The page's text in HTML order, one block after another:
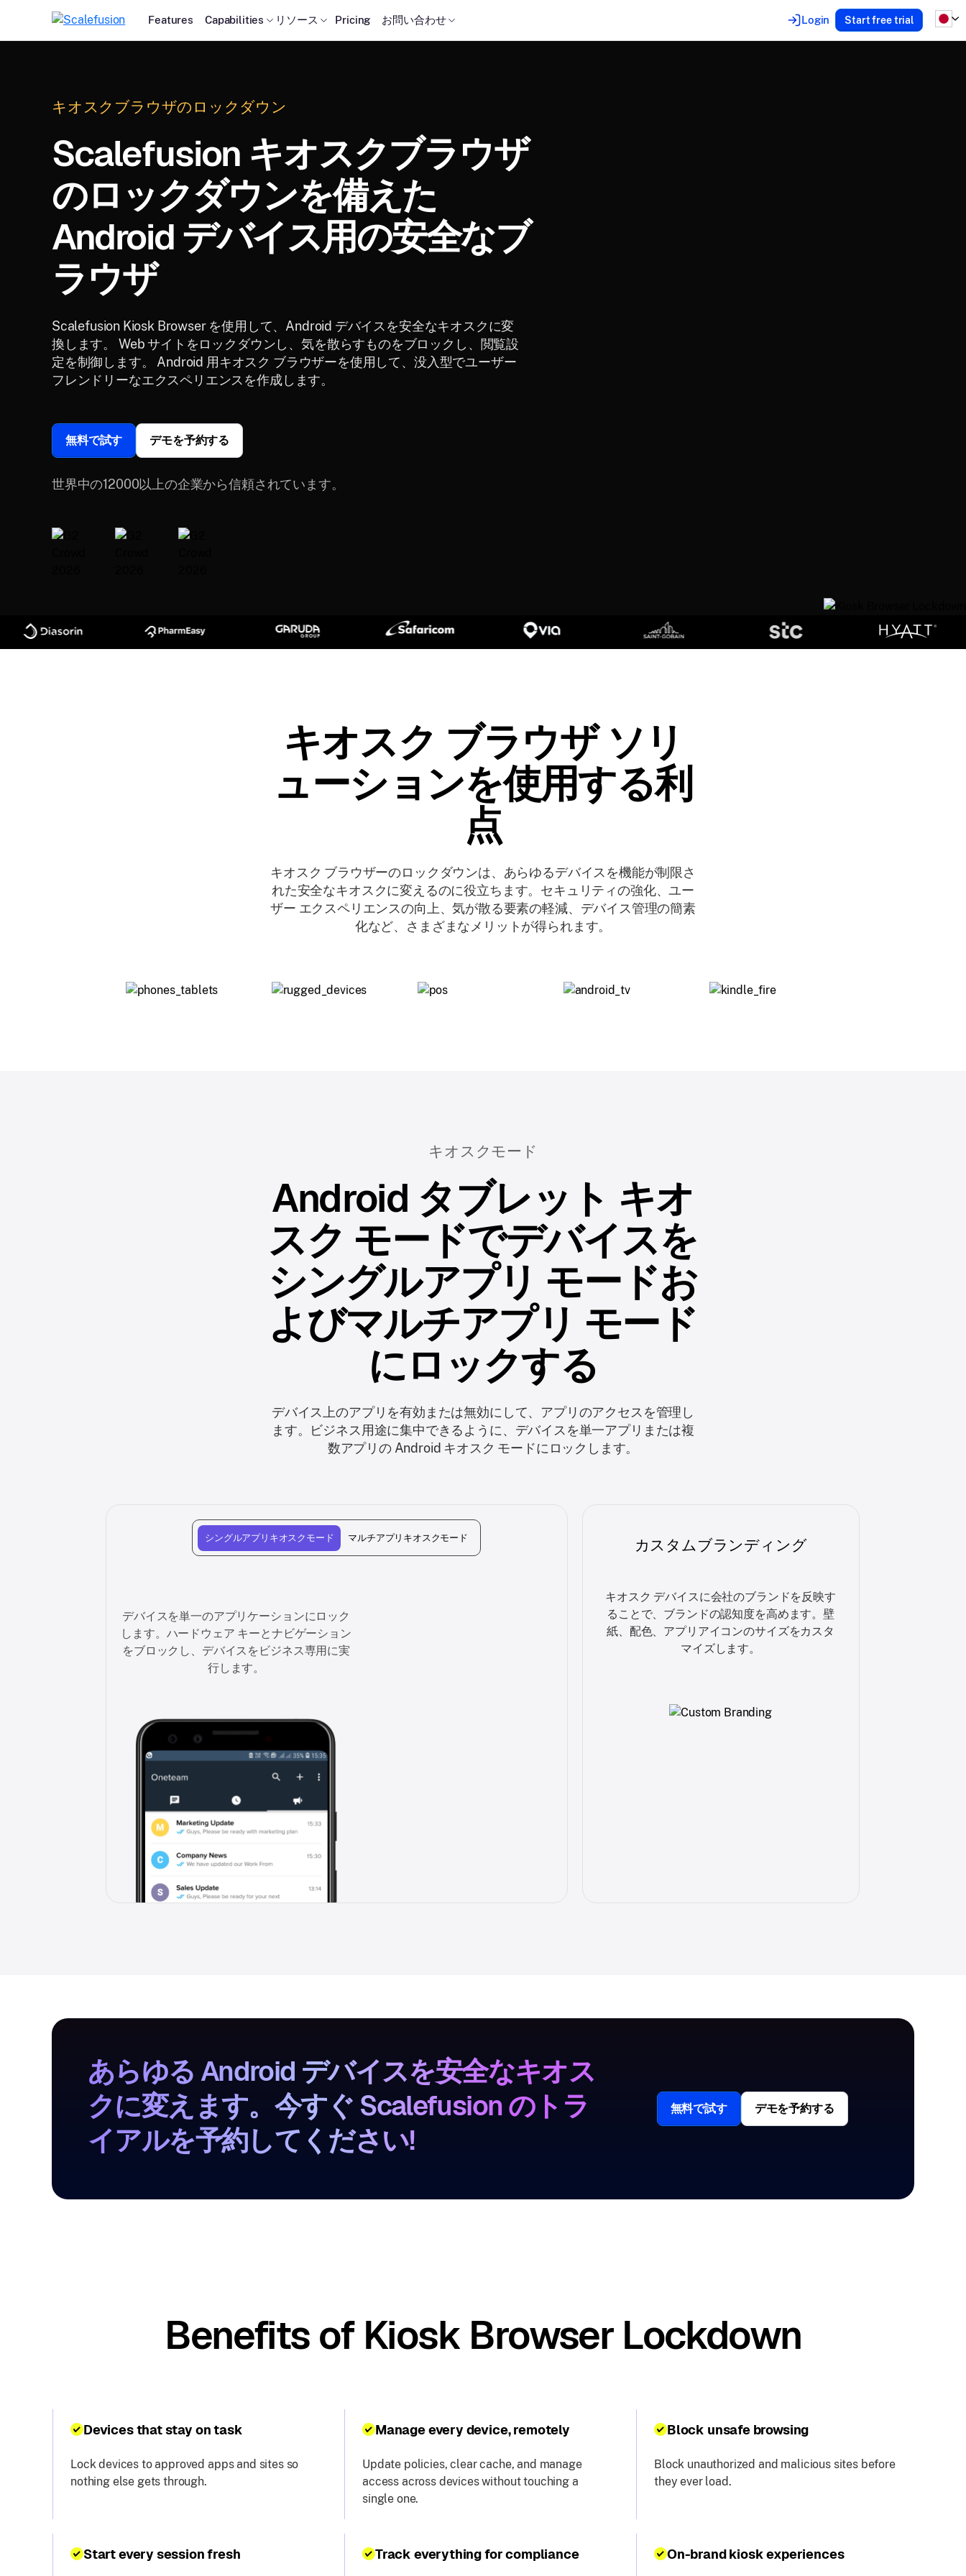
Features Capabilities リソース Pricing お問い合わせ Login Start free trial
キオスクブラウザのロックダウン
Scalefusion キオスクブラウザ
のロックダウンを備えた
Android デバイス用の安全なブ
ラウザ
Scalefusion Kiosk Browser を使用して、Android デバイスを安全なキオスクに変
換します。 Web サイトをロックダウンし、気を散らすものをブロックし、閲覧設
定を制御します。 Android 用キオスク ブラウザーを使用して、没入型でユーザー
フレンドリーなエクスペリエンスを作成します。
無料で試す デモを予約する
世界中の12000以上の企業から信頼されています。
キオスク ブラウザ ソリ
ューションを使用する利
点
キオスク ブラウザーのロックダウンは、あらゆるデバイスを機能が制限さ
れた安全なキオスクに変えるのに役立ちます。セキュリティの強化、ユー
ザー エクスペリエンスの向上、気が散る要素の軽減、デバイス管理の簡素
化など、さまざまなメリットが得られます。
キオスクモード
Android タブレット キオ
スク モードでデバイスを
シングルアプリ モードお
よびマルチアプリ モード
にロックする
デバイス上のアプリを有効または無効にして、アプリのアクセスを管理し
ます。ビジネス用途に集中できるように、デバイスを単一アプリまたは複
数アプリの Android キオスク モードにロックします。
シングルアプリキオスクモード マルチアプリキオスクモード
デバイスを単一のアプリケーションにロック
します。ハードウェア キーとナビゲーション
をブロックし、デバイスをビジネス専用に実
行します。
カスタムブランディング
キオスク デバイスに会社のブランドを反映す
ることで、ブランドの認知度を高めます。壁
紙、配色、アプリアイコンのサイズをカスタ
マイズします。
あらゆる Android デバイスを安全なキオス
クに変えます。今すぐ Scalefusion のトラ
イアルを予約してください!
無料で試す デモを予約する
Benefits of Kiosk Browser Lockdown
Devices that stay on task
Lock devices to approved apps and sites so
nothing else gets through.
Manage every device, remotely
Update policies, clear cache, and manage
access across devices without touching a
single one.
Block unsafe browsing
Block unauthorized and malicious sites before
they ever load.
Start every session fresh Track everything for compliance On-brand kiosk experiences